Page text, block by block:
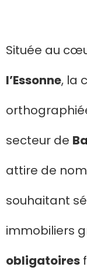
Située au
l’Essonne, la
secteur de
attire de
souhaitant
immobiliers
obligatoires